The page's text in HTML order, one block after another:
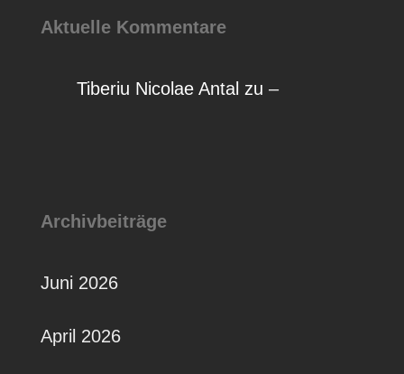
Aktuelle Kommentare
Tiberiu Nicolae Antal zu –
Archivbeiträge
Juni 2026
April 2026